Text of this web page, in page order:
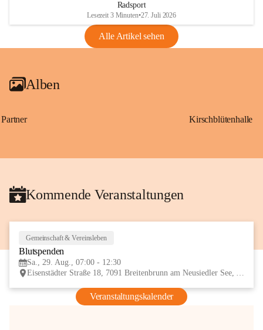
VBl. EU Nr. 18_2026
Radsport
Lesezeit 3 Minuten•27. Juli 2026
Alle Artikel sehen
Alben
Partner Kirschblütenhalle
Kommende Veranstaltungen
Gemeinschaft & Vereinsleben
Blutspenden
Sa., 29. Aug., 07:00 - 12:30
Eisenstädter Straße 18, 7091 Breitenbrunn am Neusiedler See, AUT
Veranstaltungskalender